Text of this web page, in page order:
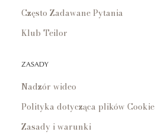
Często Zadawane Pytania
Klub Teilor
ZASADY
Nadzór wideo
Polityka dotycząca plików Cookie
Zasady i warunki